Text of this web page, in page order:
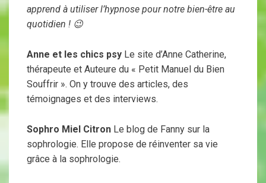
apprend à utiliser l’hypnose pour notre bien-être au
quotidien ! 😉
Anne et les chics psy Le site d’Anne Catherine,
thérapeute et Auteure du « Petit Manuel du Bien
Souffrir ». On y trouve des articles, des
témoignages et des interviews.
Sophro Miel Citron Le blog de Fanny sur la
sophrologie. Elle propose de réinventer sa vie
grâce à la sophrologie.